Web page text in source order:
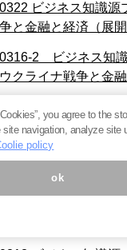
ビジネス知識源
と金融と経済（展開
2 ビジネス知識
クライナ戦争と金
戦争と金融と経済
と金融と経済
you agree to the
navigation, analyze site
policy
ok